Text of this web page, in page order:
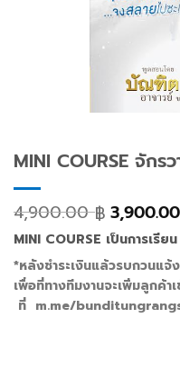
MINI COURSE จักร
4,900.00฿ 3,900.00
MINI COURSE เป็นการเรียน
*หลังชำระเงินแล้วรบกวนแจ้
เพื่อที่ทางทีมงานจะเพิ่มลูกค้า
ที่ m.me/